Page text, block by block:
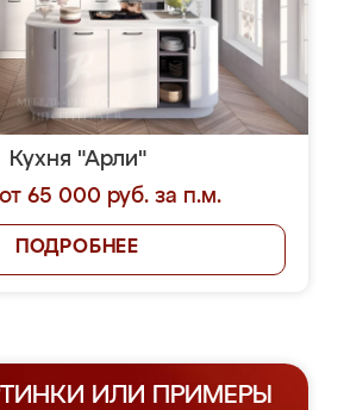
Кухня "Арли"
65 000 руб. за п.м.
ПОДРОБНЕЕ
ИЛИ ПРИМЕРЫ